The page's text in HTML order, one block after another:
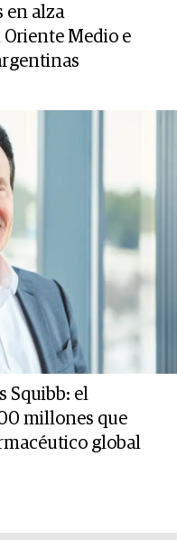
en alza
Medio e
Squibb: el
millones que
global